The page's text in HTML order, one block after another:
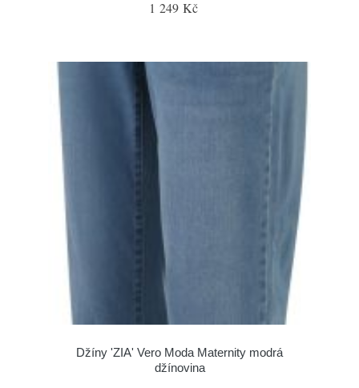
1 249 Kč
Džíny 'ZIA' Vero Moda Maternity modrá
džínovina